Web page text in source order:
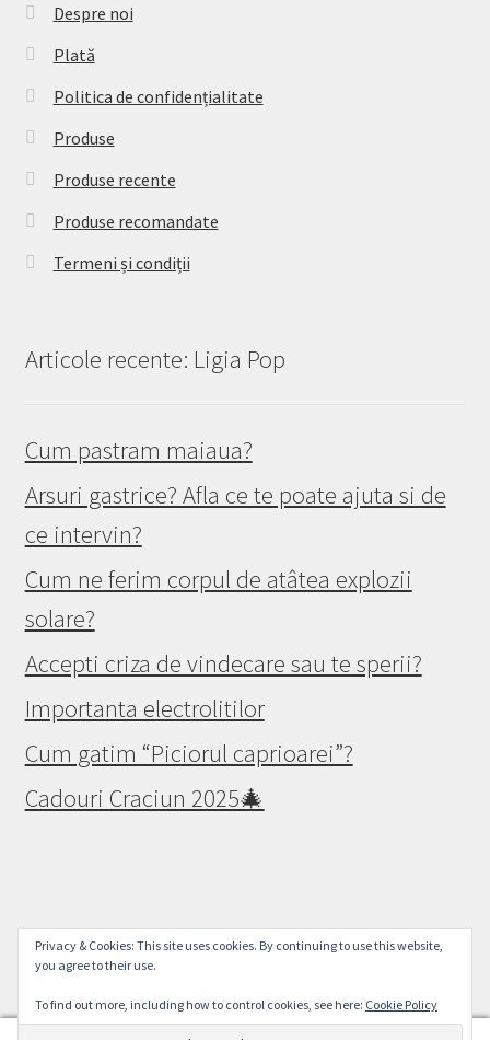
Privacy & Cookies: This site uses cookies. By continuing to use this website,
you agree to their use.
To find out more, including how to control cookies, see here: Cookie Policy
Despre noi
Plată
Politica de confidențialitate
Produse
Produse recente
Produse recomandate
Termeni și condiții
Articole recente: Ligia Pop
Cum pastram maiaua?
Arsuri gastrice? Afla ce te poate ajuta si de
ce intervin?
Cum ne ferim corpul de atâtea explozii
solare?
Accepti criza de vindecare sau te sperii?
Importanta electrolitilor
Cum gatim “Piciorul caprioarei”?
Cadouri Craciun 2025🎄
© Raw Vegan Mall 2026
Politica de confidențialitate